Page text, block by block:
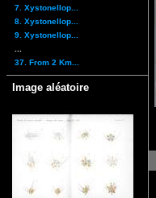
7. Xystonellop...
8. Xystonellop...
9. Xystonellop...
37. From 2 Km...
Image aléatoire